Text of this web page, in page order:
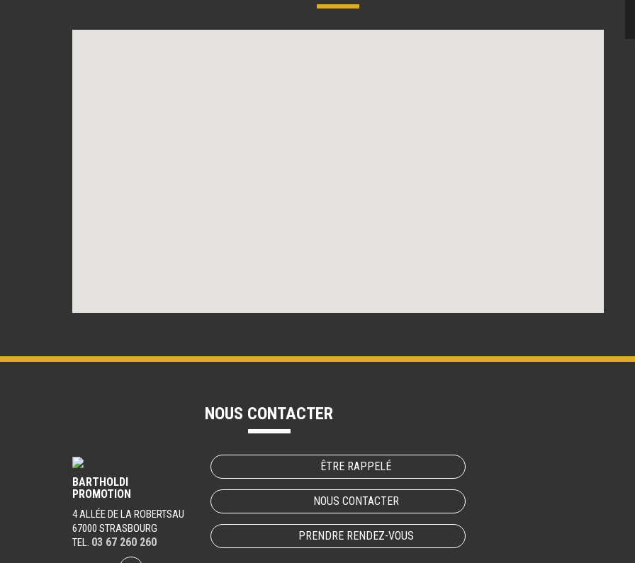
NOUS CONTACTER
BARTHOLDI
PROMOTION
4 ALLÉE DE LA ROBERTSAU
67000 STRASBOURG
TEL. 03 67 260 260
ÊTRE RAPPELÉ
NOUS CONTACTER
PRENDRE RENDEZ-VOUS